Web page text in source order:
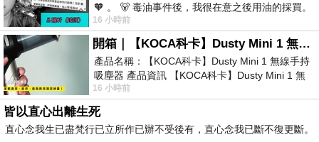
🧡 。 🐻 毒油事件後，我很在意之後用油的採買。
前天購買了我之前就很愛
16 小時前
開箱｜【KOCA科卡】Dusty Mini 1 無線手持吸塵器
產品名稱：【KOCA科卡】Dusty Mini 1 無線手持
吸塵器 產品資訊 【KOCA科卡】Dusty Mini 1 無
線手持吸塵器評語： 能吸、能吹兼具兩
16 小時前
皆以直心出離生死
直心念我生已盡梵行已立所作已辦不受後有，直心念我已斷不復更斷。